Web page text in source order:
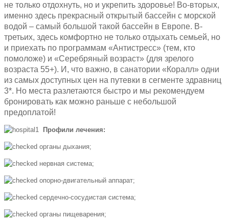
не только отдохнуть, но и укрепить здоровье! Во-вторых,
именно здесь прекрасный открытый бассейн с морской
водой – самый большой такой бассейн в Европе. В-
третьих, здесь комфортно не только отдыхать семьей, но
и приехать по программам «Антистресс» (тем, кто
помоложе) и «Серебряный возраст» (для зрелого
возраста 55+). И, что важно, в санатории «Коралл» одни
из самых доступных цен на путевки в сегменте здравниц
3*. Но места разлетаются быстро и мы рекомендуем
бронировать как можно раньше с небольшой
предоплатой!
Профили лечения:
органы дыхания;
нервная система;
опорно-двигательный аппарат;
сердечно-сосудистая система;
органы пищеварения;